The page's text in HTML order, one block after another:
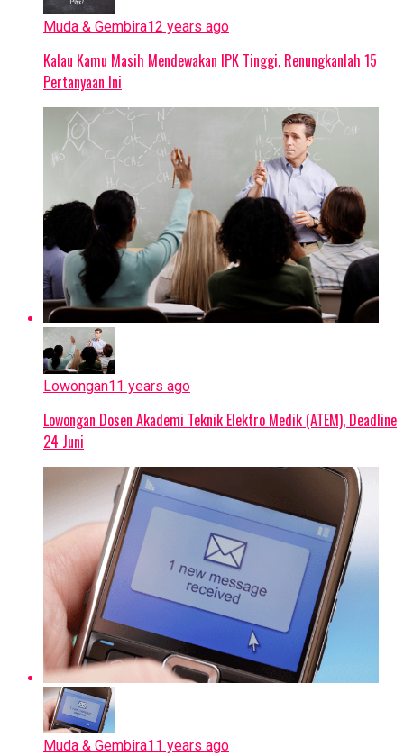
Muda & Gembira12 years ago
Kalau Kamu Masih Mendewakan IPK Tinggi, Renungkanlah 15
Pertanyaan Ini
Lowongan11 years ago
Lowongan Dosen Akademi Teknik Elektro Medik (ATEM), Deadline
24 Juni
Muda & Gembira11 years ago